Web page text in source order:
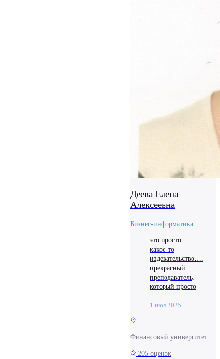
Деева Елена
Алексеевна
Бизнес-информатика
это просто
какое-то
издевательство….
прекрасный
преподаватель,
который просто
...
1 июл 2025
Финансовый университет
205 оценок